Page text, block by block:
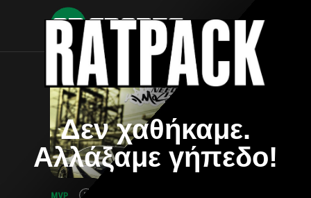
Δεν χαθήκαμε.
Αλλάξαμε γήπεδο!